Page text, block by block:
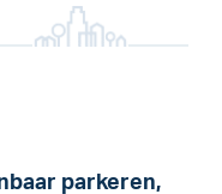
parkeren,